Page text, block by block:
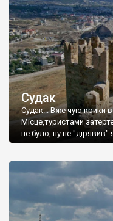
Судак
Судак... Вже чую крики
Місце,туристами
не було, ну не "дірявив"